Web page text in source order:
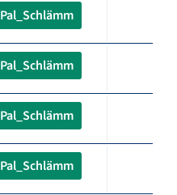
Pal_Schlämm
Pal_Schlämm
Pal_Schlämm
Pal_Schlämm